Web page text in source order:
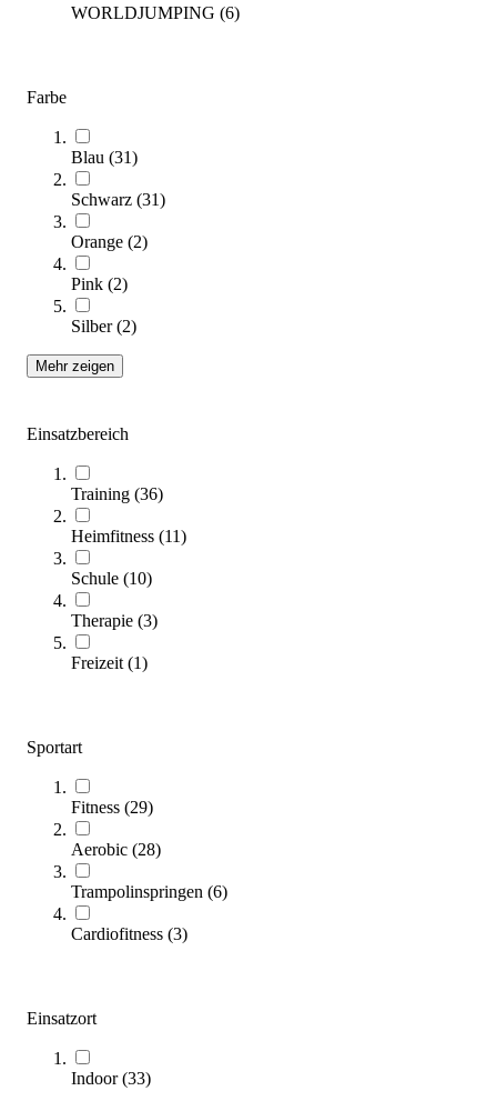
WORLDJUMPING (6)
Farbe
Blau (31)
Schwarz (31)
Orange (2)
Pink (2)
Silber(2)
Mehr zeigen
Einsatzbereich
Training (36)
Heimfitness (11)
Schule (10)
Therapie (3)
Freizeit (1)
Sportart
Fitness (29)
Aerobic (28)
Trampolinspringen (6)
Cardiofitness (3)
Einsatzort
Indoor(33)
Zum Ratgeber
Sie lesen gerade Seite
Sortieren nach
Garlando® Trampolin Indoor
114,00 €
Zum Produkt
Sofort lieferbar
ab 494,00 €
Zum Produkt
Varianten zur Auswahl
Längere Lieferzeit